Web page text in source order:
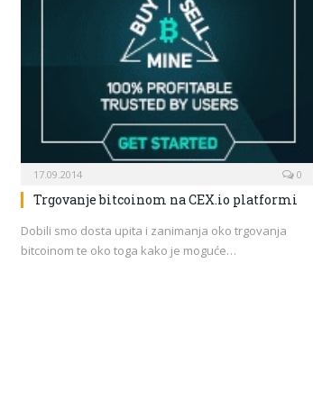
17.09.2014 0
Trgovanje bitcoinom na CEX.io platformi
Dobili smo dosta upita i zanimanja oko trgovanja
bitcoinom te oko toga kako je moguće…